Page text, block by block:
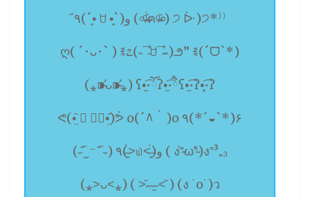
٩̋(ˊ•͈ ꇴ •͈ˋ)و (৹ᵒ̴̶̷᷄́ฅᵒ̴̶̷᷅৹) ੭ ᐕ)੭*⁾⁾
ღ( ´･ᴗ･` ) ꉂ೭(˵¯̴͒ꇴ¯̴͒˵)౨” ꉂ(ˊᗜˋ*)
(⁎⁍̴̛ᴗ⁍̴̛⁎) ʕ•̫͡•ོʔ•̫͡•ཻʕ•̫͡•ʔ•͓͡•ʔ
ᕙ(•̤᷆ ॒ ູ॒•̤᷇)ᕘ o(´^｀)o ٩(*´◒`*)۶
(˶‾᷄ ⁻̫ ‾᷅˵) ٩(˃̶͈̀௰˂̶͈́)و ( ง⁼̴̀ω⁼̴́)ง⁼³₌₃
(⁎˃ᴗ˂⁎) ( ˃᷄˶˶̫˶˂᷅ ) (ง ˙o˙)ว